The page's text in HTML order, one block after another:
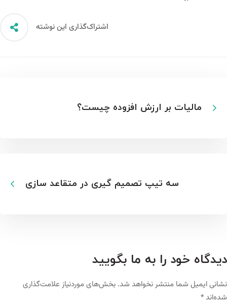
اشتراک‌گذاری این نوشته
مالیات بر ارزش افزوده چیست؟
سه تیپ تصمیم گیری در متقاعد سازی
دیدگاه خود را به ما بگویید
نشانی ایمیل شما منتشر نخواهد شد. بخش‌های موردنیاز علامت‌گذاری
شده‌اند*